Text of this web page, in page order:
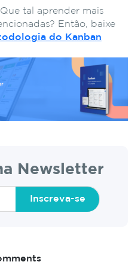
tal aprender mais
Então, baixe
do Kanban
Newsletter
Inscreva-se